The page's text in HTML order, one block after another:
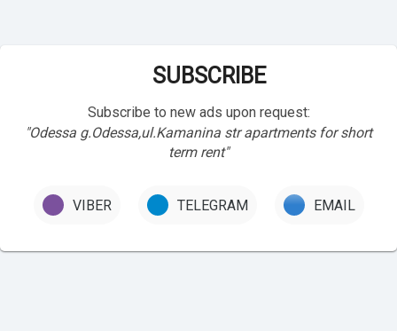
SUBSCRIBE
Subscribe to new ads upon request:
"Odessa g.Odessa,ul.Kamanina str apartments for short
term rent"
VIBER TELEGRAM EMAIL